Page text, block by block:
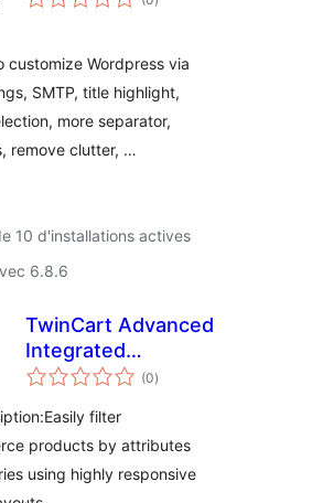
en
customize Wordpress via
SMTP, title highlight,
more separator,
remove clutter, …
10 d'installations actives
6.8.6
TwinCart Advanced
Integrated
Attribute Filters
(0notes
en
)
filter
products by attributes
using highly responsive